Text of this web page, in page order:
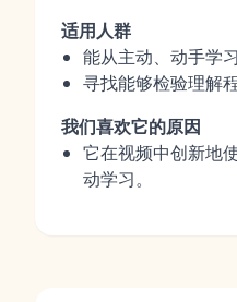
适用人群
能从主动、动手学
寻找能够检验理解
我们喜欢它的原因
它在视频中创新地
动学习。